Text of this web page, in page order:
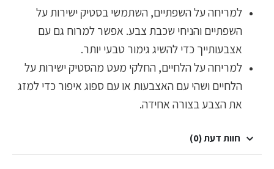
למריחה על השפתיים, השתמשי בסטיק ישירות על
השפתיים והניחי שכבת צבע. אפשר למרוח גם עם
אצבעותייך כדי להשיג גימור טבעי יותר.
למריחה על הלחיים, החלקי מעט מהסטיק ישירות על
הלחיים ושהי עם האצבעות או עם ספוג איפור כדי למזג
את הצבע בצורה אחידה.
חוות דעת (0)